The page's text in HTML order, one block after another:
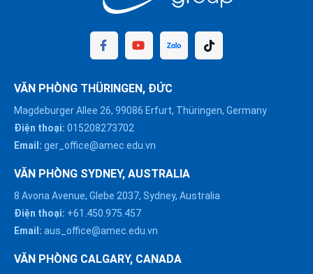
VĂN PHÒNG THÜRINGEN, ĐỨC
Magdeburger Allee 26, 99086 Erfurt, Thüringen, Germany
Điện thoại: 015208273702
Email: ger_office@amec.edu.vn
VĂN PHÒNG SYDNEY, AUSTRALIA
8 Avona Avenue, Glebe 2037, Sydney, Australia
Điện thoại: +61.450.975.457
Email: aus_office@amec.edu.vn
VĂN PHÒNG CALGARY, CANADA